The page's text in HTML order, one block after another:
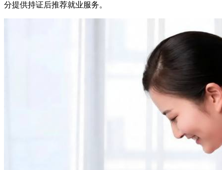
分提供持证后推荐就业服务。